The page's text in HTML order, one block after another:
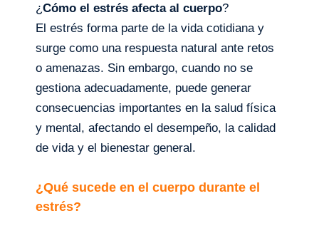
¿Cómo el estrés afecta al cuerpo?
El estrés forma parte de la vida cotidiana y
surge como una respuesta natural ante retos
o amenazas. Sin embargo, cuando no se
gestiona adecuadamente, puede generar
consecuencias importantes en la salud física
y mental, afectando el desempeño, la calidad
de vida y el bienestar general.
¿Qué sucede en el cuerpo durante el
estrés?